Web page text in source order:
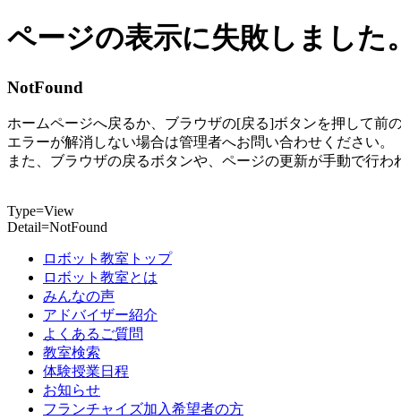
ページの表示に失敗しました
NotFound
ホームページへ戻るか、ブラウザの[戻る]ボタンを押して前
エラーが解消しない場合は管理者へお問い合わせください。
また、ブラウザの戻るボタンや、ページの更新が手動で行
Type=View
Detail=NotFound
ロボット教室トップ
ロボット教室とは
みんなの声
アドバイザー紹介
よくあるご質問
教室検索
体験授業日程
お知らせ
フランチャイズ加入希望者の方